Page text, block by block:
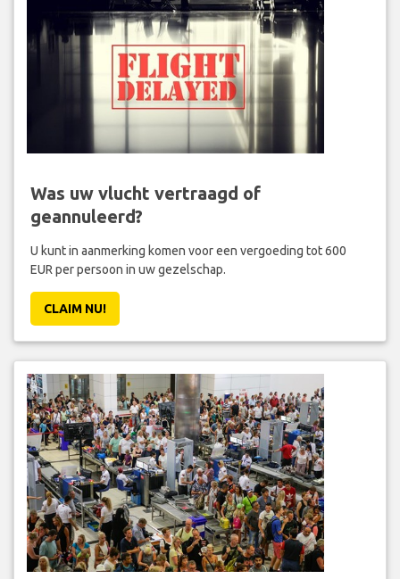
Was uw vlucht vertraagd of
geannuleerd?
U kunt in aanmerking komen voor een vergoeding tot 600
EUR per persoon in uw gezelschap.
CLAIM NU!